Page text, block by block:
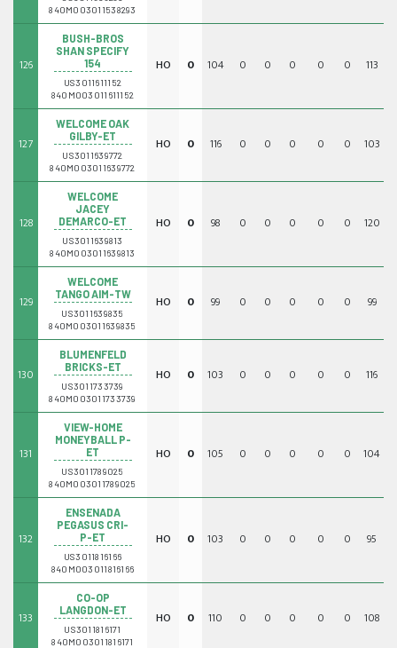
840M003011538293
126
BUSH-BROS
SHAN SPECIFY
154
US3011611152
840M003011611152
HO 0 104 0 0 0 0 0 113
127
WELCOME OAK
GILBY-ET
US3011639772
840M003011639772
HO 0 116 0 0 0 0 0 103
128
WELCOME
JACEY
DEMARCO-ET
US3011639813
840M003011639813
HO 0 98 0 0 0 0 0 120
129
WELCOME
TANGO AIM-TW
US3011639835
840M003011639835
HO 0 99 0 0 0 0 0 99
130
BLUMENFELD
BRICKS-ET
US3011733739
840M003011733739
HO 0 103 0 0 0 0 0 116
131
VIEW-HOME
MONEYBALL P-
ET
US3011789025
840M003011789025
HO 0 105 0 0 0 0 0 104
132
ENSENADA
PEGASUS CRI-
P-ET
US3011816166
840M003011816166
HO 0 103 0 0 0 0 0 95
133
CO-OP
LANGDON-ET
US3011816171
840M003011816171
HO 0 110 0 0 0 0 0 108